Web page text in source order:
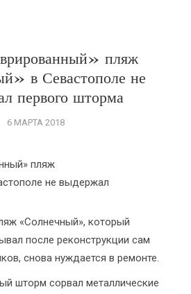
пляж
в Севастополе не
первого шторма
6 МАРТА 2018
«Солнечный», который
после реконструкции сам
снова нуждается в ремонте.
шторм сорвал металлические